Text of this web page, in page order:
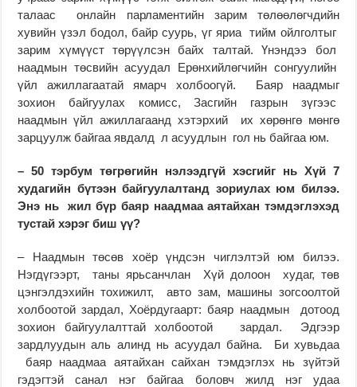
талаас онлайн парламентийн зарим төлөөлөгчдийн
хувийн үзэл бодол, байр суурь, үг яриа тийм ойлголтыг
зарим хүмүүст төрүүлсэн байх талтай. Үнэндээ бол
наадмын төсвийн асуудал Ерөнхийлөгчийн сонгуулийн
үйл ажиллагаатай ямарч холбоогүй. Баяр наадмыг
зохион байгуулах комисс, Засгийн газрын зүгээс
наадмын үйл ажиллагаанд хэтэрхий их хөрөнгө мөнгө
зарцуулж байгаа явдалд л асуудлын гол нь байгаа юм.
– 50 тэрбум төгрөгийн нэлээдгүй хэсгийг нь Хүй 7
худагийн бүтээн байгуулалтанд зориулах юм билээ.
Энэ нь жил бүр баяр наадмаа аятайхан тэмдэглэхэд
тустай хэрэг биш үү?
– Наадмын төсөв хоёр үндсэн чиглэлтэй юм билээ.
Нэгдүгээрт, таны ярьсанчлан Хүй долоон худаг, төв
цэнгэлдэхийн тохижилт, авто зам, машины зогсоолтой
холбоотой зардал, Хоёрдугаарт: баяр наадмын дотоод
зохион байгуулалттай холбоотой зардал. Эдгээр
зардлуудын аль алинд нь асуудал байна. Би хувьдаа
баяр наадмаа аятайхан сайхан тэмдэглэх нь зүйтэй
гэдэгтэй санал нэг байгаа боловч жилд нэг удаа